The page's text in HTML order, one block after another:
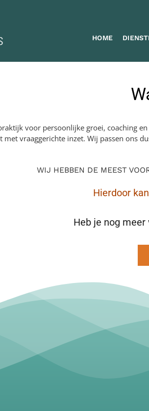
HOME
voor persoonlijke groei, coaching
met vraaggerichte inzet. Wij passen ons
WIJ HEBBEN DE MEEST
Hierdoor
Heb je nog meer